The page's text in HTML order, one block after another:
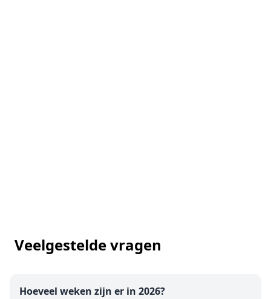
Veelgestelde vragen
Hoeveel weken zijn er in 2026?